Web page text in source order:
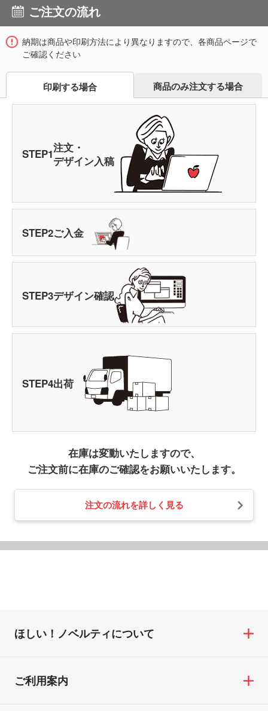
ご注文の流れ
納期は商品や印刷方法により異なりますので、各商品ページで
ご確認ください
印刷する場合 商品のみ注文する場合
STEP1注文・
デザイン入稿
STEP2ご入金
STEP3デザイン確認
STEP4出荷
在庫は変動いたしますので、
ご注文前に在庫のご確認をお願いいたします。
注文の流れを詳しく見る
ほしい！ノベルティについて
ご利用案内